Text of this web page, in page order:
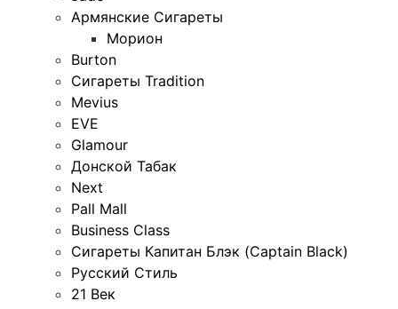
Армянские Сигареты
Морион
Burton
Сигареты Tradition
Mevius
EVE
Glamour
Донской Табак
Next
Pall Mall
Business Class
Сигареты Капитан Блэк (Captain Black)
Русский Стиль
21 Век